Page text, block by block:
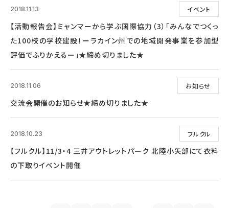
イベント
2018.11.13
【活動報告会】ミャンマーから学ぶ国際協力（3）「みんなでつくっ
た100校の学校建設！ーラカイン州での地域開発事業を参加型
評価でふりかえるー」★締め切りました★
お知らせ
2018.11.06
交流会開催のお知らせ★締め切りました★
フルクル
2018.10.23
【フルクル】11/3・4 三井アウトレットパーク 北陸小矢部にて衣料
の下取りイベント開催